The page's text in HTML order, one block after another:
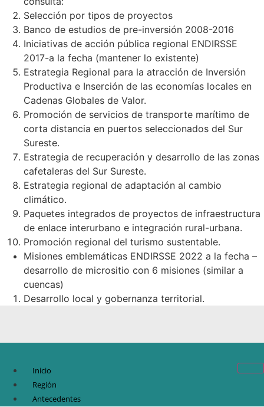
Selección por tipos de proyectos
Banco de estudios de pre-inversión 2008-2016
Iniciativas de acción pública regional ENDIRSSE
2017-a la fecha (mantener lo existente)
Estrategia Regional para la atracción de Inversión
Productiva e Inserción de las economías locales en
Cadenas Globales de Valor.
Promoción de servicios de transporte marítimo de
corta distancia en puertos seleccionados del Sur
Sureste.
Estrategia de recuperación y desarrollo de las zonas
cafetaleras del Sur Sureste.
Estrategia regional de adaptación al cambio
climático.
Paquetes integrados de proyectos de infraestructura
de enlace interurbano e integración rural-urbana.
Promoción regional del turismo sustentable.
Misiones emblemáticas ENDIRSSE 2022 a la fecha –
desarrollo de micrositio con 6 misiones (similar a
cuencas)
Desarrollo local y gobernanza territorial.
Inicio
Región
Antecedentes